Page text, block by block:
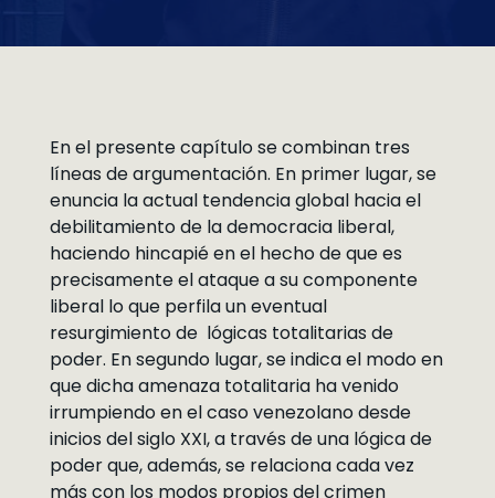
En el presente capítulo se combinan tres
líneas de argumentación. En primer lugar, se
enuncia la actual tendencia global hacia el
debilitamiento de la democracia liberal,
haciendo hincapié en el hecho de que es
precisamente el ataque a su componente
liberal lo que perfila un eventual
resurgimiento de lógicas totalitarias de
poder. En segundo lugar, se indica el modo en
que dicha amenaza totalitaria ha venido
irrumpiendo en el caso venezolano desde
inicios del siglo XXI, a través de una lógica de
poder que, además, se relaciona cada vez
más con los modos propios del crimen